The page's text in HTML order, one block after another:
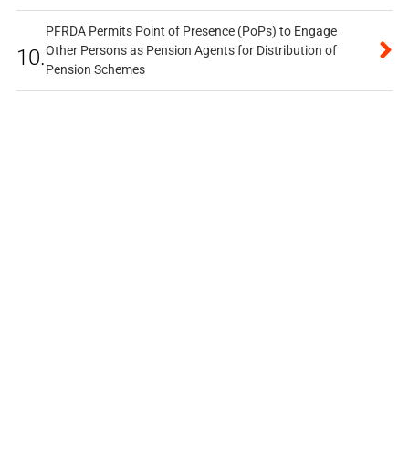
10.
PFRDA Permits Point of Presence (PoPs) to Engage
Other Persons as Pension Agents for Distribution of
Pension Schemes